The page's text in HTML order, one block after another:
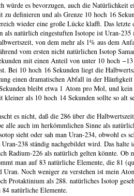
würde es bevorzugen, auch die Natür­lichkeit
zu defi­nieren und als Grenze 10 hoch 16
wieder eine große Lücke klafft. Das letzte
als natür­lich einge­stuften Isotope ist
von dem mehr als 1% aus dem
vom ersten nicht natür­lichen Isotop
mit einen Anteil von unter 10 hoch
Bei 10 hoch 16 Sekunden liegt die
einen drama­tischen Abfall in der
bleibt etwa 1 Atom pro Mol, und
kleiner als 10 hoch 14 Sekunden sollte so alt
es nicht, daß die 286 über die
alle auch im herkömm­lichen Sinne als
sieht oder sah man Uran‑234, obwohl es
ständig nachge­bildet wird. Das halte
Radi­um‑226 als natür­lich gelten könnte. Ob
man auf 83 natür­liche Elemente, die 81
Uran. Noch weniger zu verstehen ist mein
Protak­tinium als 288. natür­liches Isotop
84 natür­liche Elemente.